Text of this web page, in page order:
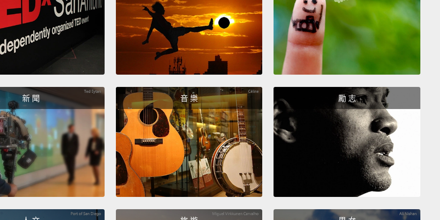
噢，不不... 這什麼？
Curtains! Drapes, actually. Uh, I don't know if they match
your carpet or anything.
窗簾啊!其實是厚厚不透光的那種。呃，不知道和你的地毯還是
Thanks.
謝啦。
Oh! And you're fired!
Susan, I'm ready for my two o'clock.
噢!然後你被炒魷魚了!Susan，接著我兩點的行程。
新 聞 音 樂 勵 志